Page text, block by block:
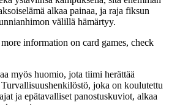
alkaa painaa, ja raja fiksun
välillä hämärtyy.
information on card games, check
myös huomio, jota tiimi herättää
joka on koulutettu
ja epätavalliset panostuskuviot, alkaa